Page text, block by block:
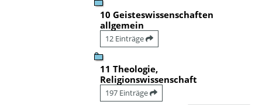
10 Geisteswissenschaften
allgemein
12 Einträge
11 Theologie,
Religionswissenschaft
197 Einträge